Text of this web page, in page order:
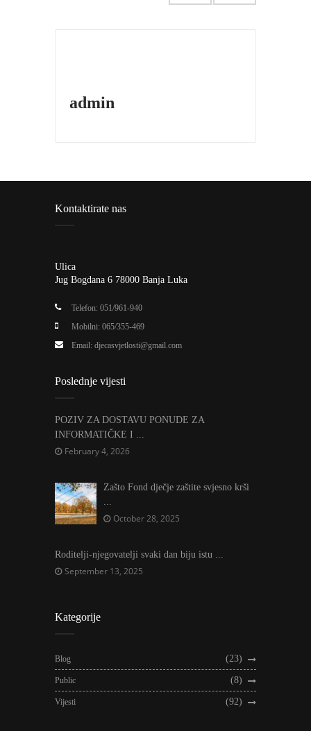
admin
Kontaktirate nas
Ulica
Jug Bogdana 6 78000 Banja Luka
Telefon: 051/961-940
Mobilni: 065/355-469
Email: djecasvjetlosti@gmail.com
Poslednje vijesti
POZIV ZA DOSTAVU PONUDE ZA
INFORMATIČKE I ...
February 4, 2026
Zašto Fond dječje zaštite svjesno krši
October 28, 2025
Roditelji-njegovatelji svaki dan biju istu ...
September 13, 2025
Kategorije
Blog (23)
Public (8)
Vijesti (92)